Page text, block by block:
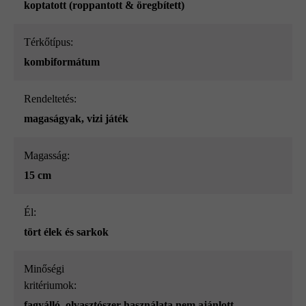
koptatott (roppantott & öregbített)
Térkőtípus:
kombiformátum
Rendeltetés:
magaságyak, vizi játék
Magasság:
15 cm
él:
tört élek és sarkok
Minőségi
kritériumok: